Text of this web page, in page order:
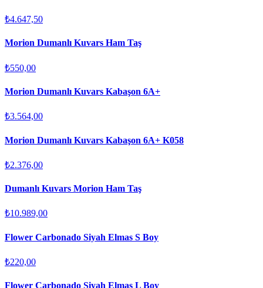
₺4.647,50
Morion Dumanlı Kuvars Ham Taş
₺550,00
Morion Dumanlı Kuvars Kabaşon 6A+
₺3.564,00
Morion Dumanlı Kuvars Kabaşon 6A+ K058
₺2.376,00
Dumanlı Kuvars Morion Ham Taş
₺10.989,00
Flower Carbonado Siyah Elmas S Boy
₺220,00
Flower Carbonado Siyah Elmas L Boy